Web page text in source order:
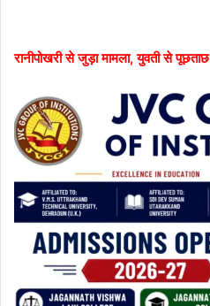
रानीपोखरी से जुड़ा मामला, युवती से पूछताछ